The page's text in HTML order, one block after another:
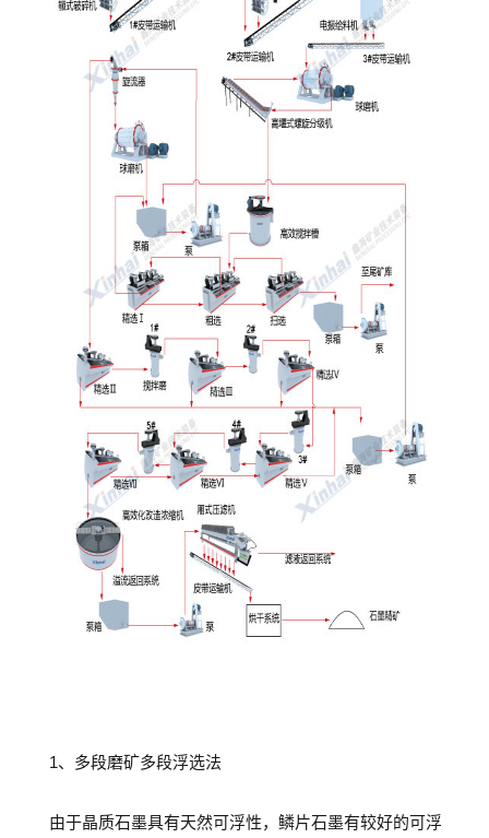
1、多段磨矿多段浮选法
由于晶质石墨具有天然可浮性，鳞片石墨有较好的可浮